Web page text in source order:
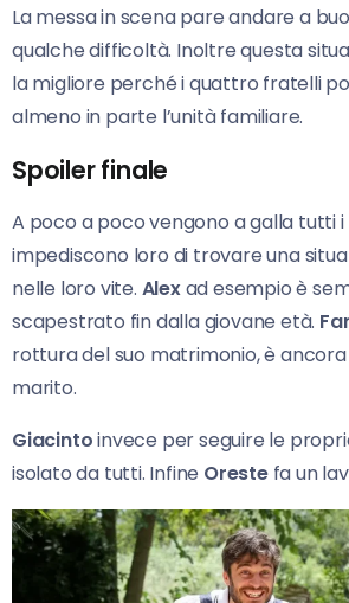
La messa in scena pare andare a
qualche difficoltà. Inoltre questa
la migliore perché i quattro fratelli
almeno in parte l’unità familiare.
Spoiler finale
A poco a poco vengono a galla tutti
impediscono loro di trovare una
nelle loro vite. Alexad esempio è
scapestrato fin dalla giovane età.
rottura del suo matrimonio, è
marito.
Giacintoinvece per seguire le
isolato da tutti. Infine Oreste fa un